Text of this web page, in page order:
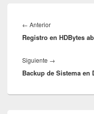
de
entradas
← AnteriorEntrada
anterior:
Registro en HDBytes
Siguiente →
siguiente:
Backup de Sistema en